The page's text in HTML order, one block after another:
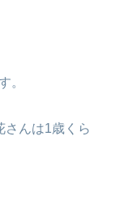
。
さんは1歳くら